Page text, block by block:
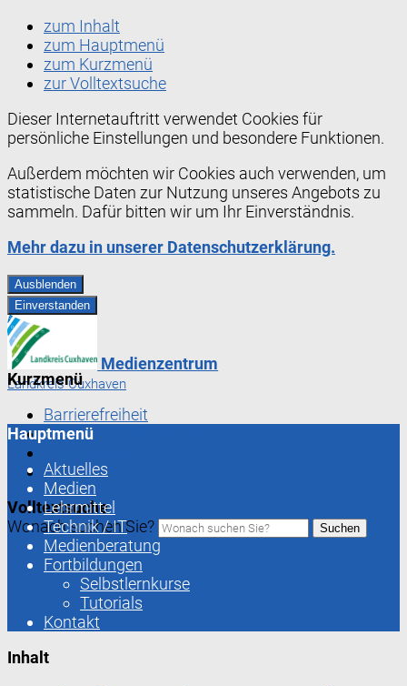
zum Inhalt
zum Hauptmenü
zum Kurzmenü
zur Volltextsuche
Dieser Internetauftritt verwendet Cookies für
persönliche Einstellungen und besondere Funktionen.
Außerdem möchten wir Cookies auch verwenden, um
statistische Daten zur Nutzung unseres Angebots zu
sammeln. Dafür bitten wir um Ihr Einverständnis.
Mehr dazu in unserer Datenschutzerklärung.
Ausblenden
Einverstanden
Medienzentrum
Landkreis Cuxhaven
Kurzmenü
Barrierefreiheit
Nutzungsbedingungen
Impressum
Volltextsuche
Wonach suchen Sie?
Suchen
Hauptmenü
Aktuelles
Medien
Lehrmittel
Technik / IT
Medienberatung
Fortbildungen
Selbstlernkurse
Tutorials
Kontakt
Inhalt